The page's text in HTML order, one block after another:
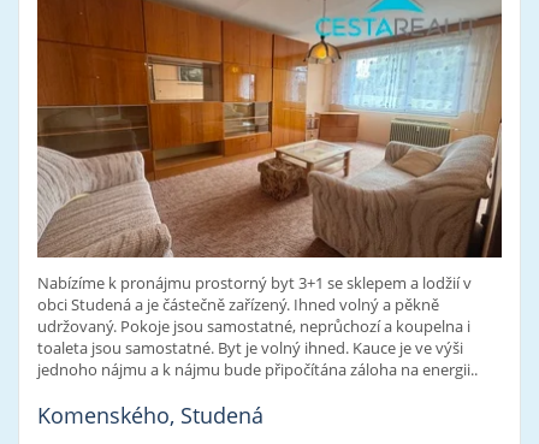
Nabízíme k pronájmu prostorný byt 3+1 se sklepem a lodžií v
obci Studená a je částečně zařízený. Ihned volný a pěkně
udržovaný. Pokoje jsou samostatné, neprůchozí a koupelna i
toaleta jsou samostatné. Byt je volný ihned. Kauce je ve výši
jednoho nájmu a k nájmu bude připočítána záloha na energii..
Komenského, Studená